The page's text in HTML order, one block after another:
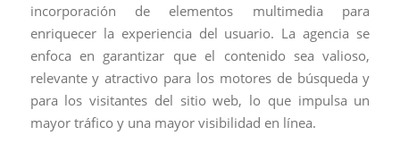
incorporación de elementos multimedia para
enriquecer la experiencia del usuario. La agencia se
enfoca en garantizar que el contenido sea valioso,
relevante y atractivo para los motores de búsqueda y
para los visitantes del sitio web, lo que impulsa un
mayor tráfico y una mayor visibilidad en línea.